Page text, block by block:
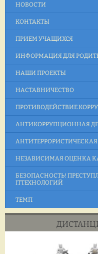
НОВОСТИ
КОНТАКТЫ
ПРИЕМ УЧАЩИХСЯ
ИНФОРМАЦИЯ ДЛЯ
НАШИ ПРОЕКТЫ
НАСТАВНИЧЕСТВО
ПРОТИВОДЕЙСТВИЕ
АНТИКОРРУПЦИОННАЯ
АНТИТЕРРОРИСТИЧЕСКАЯ
НЕЗАВИСИМАЯ ОЦЕНКА
БЕЗОПАСНОСТЬ!
ITТЕХНОЛОГИЙ
ТЕМП